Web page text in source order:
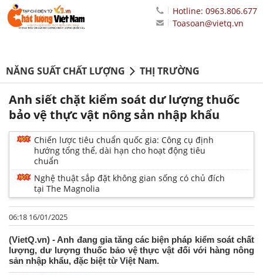
Hotline: 0963.806.677
Toasoan@vietq.vn
NĂNG SUẤT CHẤT LƯỢNG THỊ TRƯỜNG
Anh siết chặt kiểm soát dư lượng thuốc
bảo vệ thực vật nông sản nhập khẩu
Chiến lược tiêu chuẩn quốc gia: Công cụ định
hướng tổng thể, dài hạn cho hoạt động tiêu
chuẩn
Nghệ thuật sắp đặt không gian sống có chủ đích
tại The Magnolia
06:18 16/01/2025
(VietQ.vn) - Anh đang gia tăng các biện pháp kiểm soát chất
lượng, dư lượng thuốc bảo vệ thực vật đối với hàng nông
sản nhập khẩu, đặc biệt từ Việt Nam.